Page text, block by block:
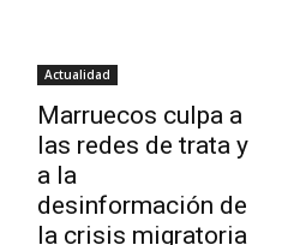
Actualidad
Marruecos culpa a
las redes de trata y
a la
desinformación de
la crisis migratoria